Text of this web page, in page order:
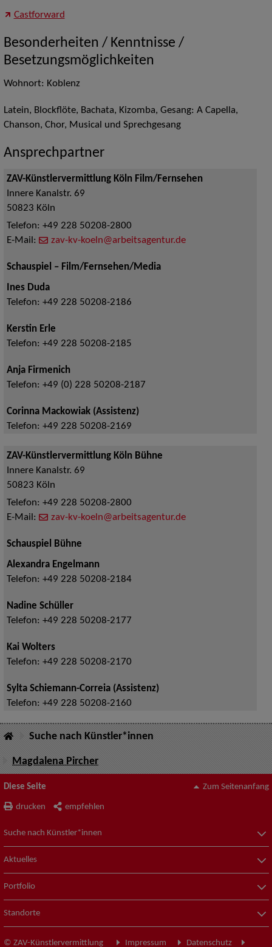
Castforward
Besonderheiten / Kenntnisse /
Besetzungsmöglichkeiten
Wohnort: Koblenz
Latein, Blockflöte, Bachata, Kizomba, Gesang: A Capella,
Chanson, Chor, Musical und Sprechgesang
Ansprechpartner
ZAV-Künstlervermittlung Köln Film/Fernsehen
Innere Kanalstr. 69
50823 Köln
Telefon: +49 228 50208-2800
E-Mail:
zav-kv-koeln@arbeitsagentur.de
Schauspiel – Film/Fernsehen/Media
Ines Duda
Telefon: +49 228 50208-2186
Kerstin Erle
Telefon: +49 228 50208-2185
Anja Firmenich
Telefon: +49 (0) 228 50208-2187
Corinna Mackowiak (Assistenz)
Telefon: +49 228 50208-2169
ZAV-Künstlervermittlung Köln Bühne
Innere Kanalstr. 69
50823 Köln
Telefon: +49 228 50208-2800
E-Mail:
zav-kv-koeln@arbeitsagentur.de
Schauspiel Bühne
Alexandra Engelmann
Telefon: +49 228 50208-2184
Nadine Schüller
Telefon: +49 228 50208-2177
Kai Wolters
Telefon: +49 228 50208-2170
Sylta Schiemann-Correia (Assistenz)
Telefon: +49 228 50208-2160
Suche nach Künstler*innen
Magdalena Pircher
Diese Seite
drucken empfehlen
Zum Seitenanfang
Suche nach Künstler*innen
Aktuelles
Portfolio
Standorte
© ZAV-Künstlervermittlung Impressum Datenschutz